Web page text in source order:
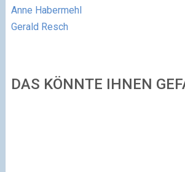
Anne Habermehl
Gerald Resch
DAS KÖNNTE IHNEN